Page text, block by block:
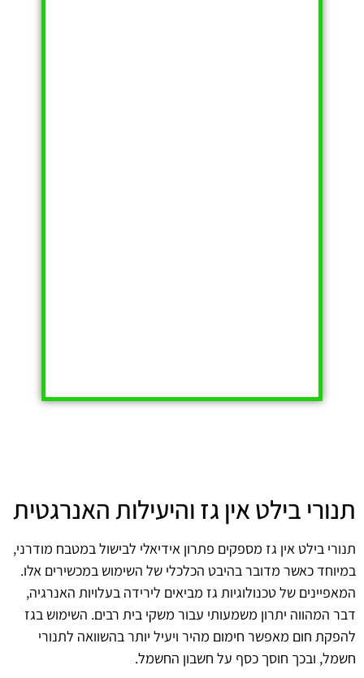
תנורי בילט אין גז והיעילות האנרגטית
תנורי בילט אין גז מספקים פתרון אידיאלי לבישול במטבח מודרני,
במיוחד כאשר מדובר בהיבט הכלכלי של השימוש במכשירים אלו.
המאפיינים של טכנולוגיות גז מביאים לירידה בעלויות האנרגיה,
דבר המהווה יתרון משמעותי עבור משקי בית רבים. השימוש בגז
להפקת חום מאפשר חימום מהיר ויעיל יותר בהשוואה לתנורי
חשמל, ובכך חוסך כסף על חשבון החשמל.